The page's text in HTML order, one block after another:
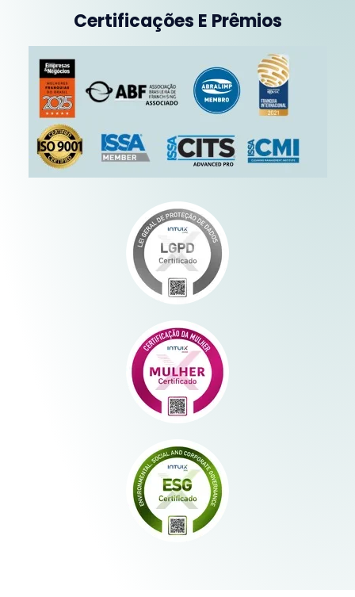
Certificações E Prêmios